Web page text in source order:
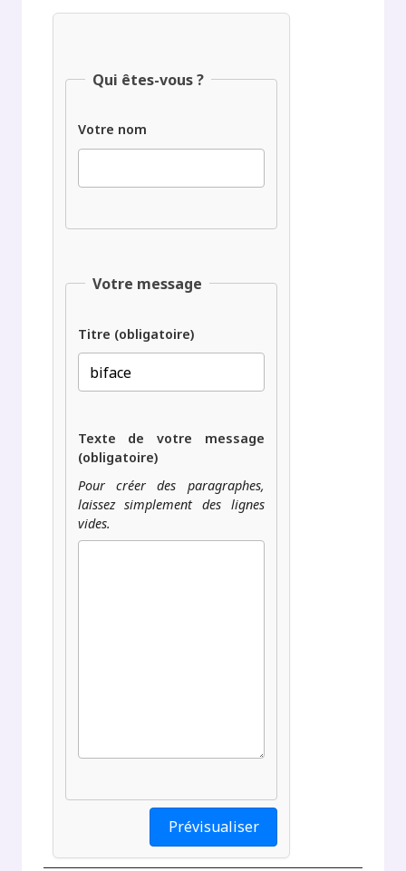
Qui êtes-vous ?
Votre nom
Votre message
Titre (obligatoire)
Texte de votre message
(obligatoire)
Pour créer des paragraphes,
laissez simplement des lignes
vides.